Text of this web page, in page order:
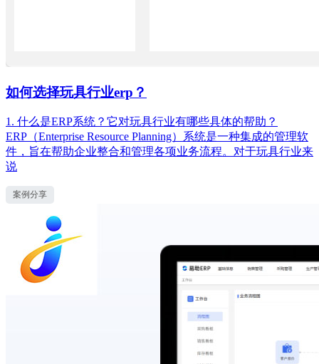
如何选择玩具行业erp？
1. 什么是ERP系统？它对玩具行业有哪些具体的帮助？
ERP（Enterprise Resource Planning）系统是一种集成的管理软
件，旨在帮助企业整合和管理各项业务流程。对于玩具行业来
说
案例分享